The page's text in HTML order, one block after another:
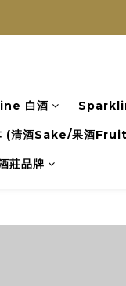
送貨
白酒
(清酒Sake/果酒
莊品牌